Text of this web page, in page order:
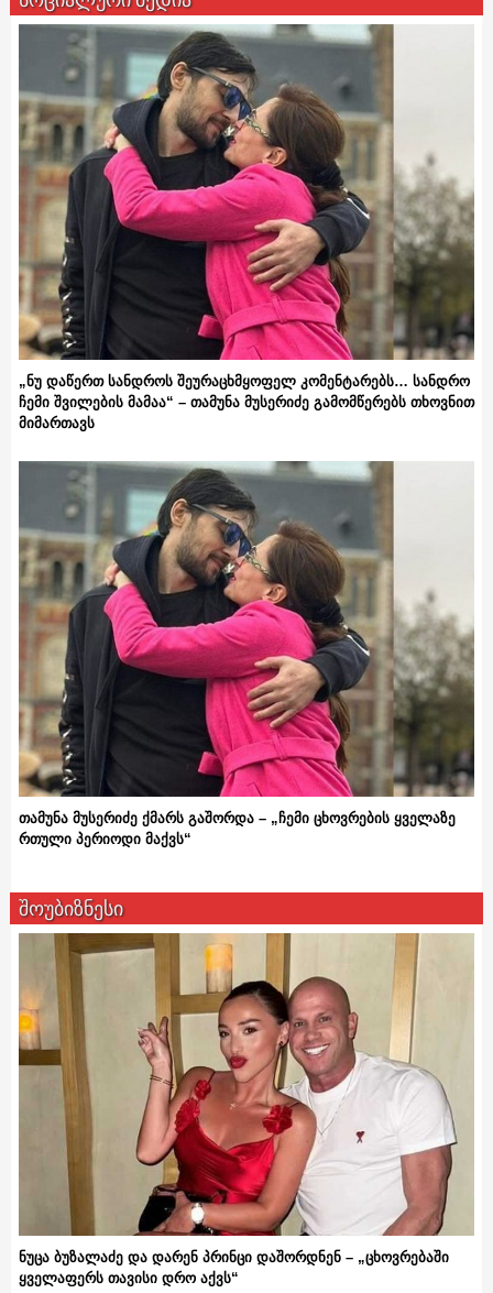
„ნუ დაწერთ სანდროს შეურაცხმყოფელ კომენტარებს… სანდრო
ჩემი შვილების მამაა“ – თამუნა მუსერიძე გამომწერებს თხოვნით
მიმართავს
თამუნა მუსერიძე ქმარს გაშორდა – „ჩემი ცხოვრების ყველაზე
რთული პერიოდი მაქვს“
შოუბიზნესი
ნუცა ბუზალაძე და დარენ პრინცი დაშორდნენ – „ცხოვრებაში
ყველაფერს თავისი დრო აქვს“